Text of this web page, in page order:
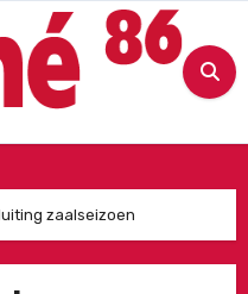
zaalseizoen